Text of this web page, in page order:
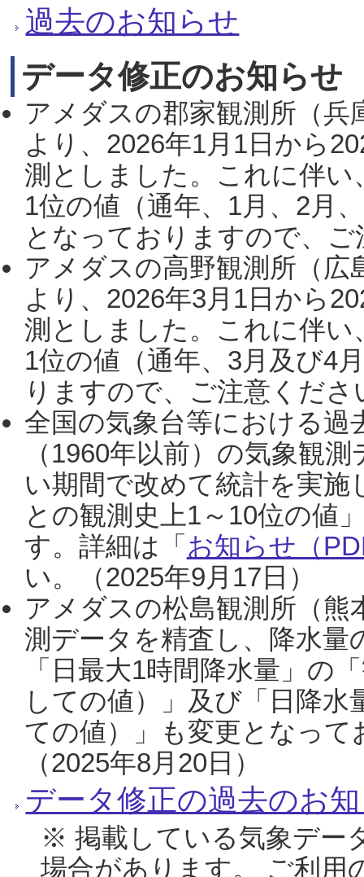
過去のお知らせ
データ修正のお知らせ
アメダスの郡家観測所（
より、2026年1月1日から
測としました。これに伴い
1位の値（通年、1月、2月
となっておりますので、
アメダスの高野観測所（
より、2026年3月1日から
測としました。これに伴い
1位の値（通年、3月及び4
りますので、ご注意くだ
全国の気象台等における過
（1960年以前）の気象観
い期間で改めて統計を実
との観測史上1～10位の値
す。詳細は「 お知らせ（
い。（2025年9月17日）
アメダスの松島観測所（熊
測データを精査し、降水
「日最大1時間降水量」の
しての値）」及び「日降
ての値）」も変更となっ
（2025年8月20日）
データ修正の過去のお
※ 掲載している気象デー
場合があります。 ご利用